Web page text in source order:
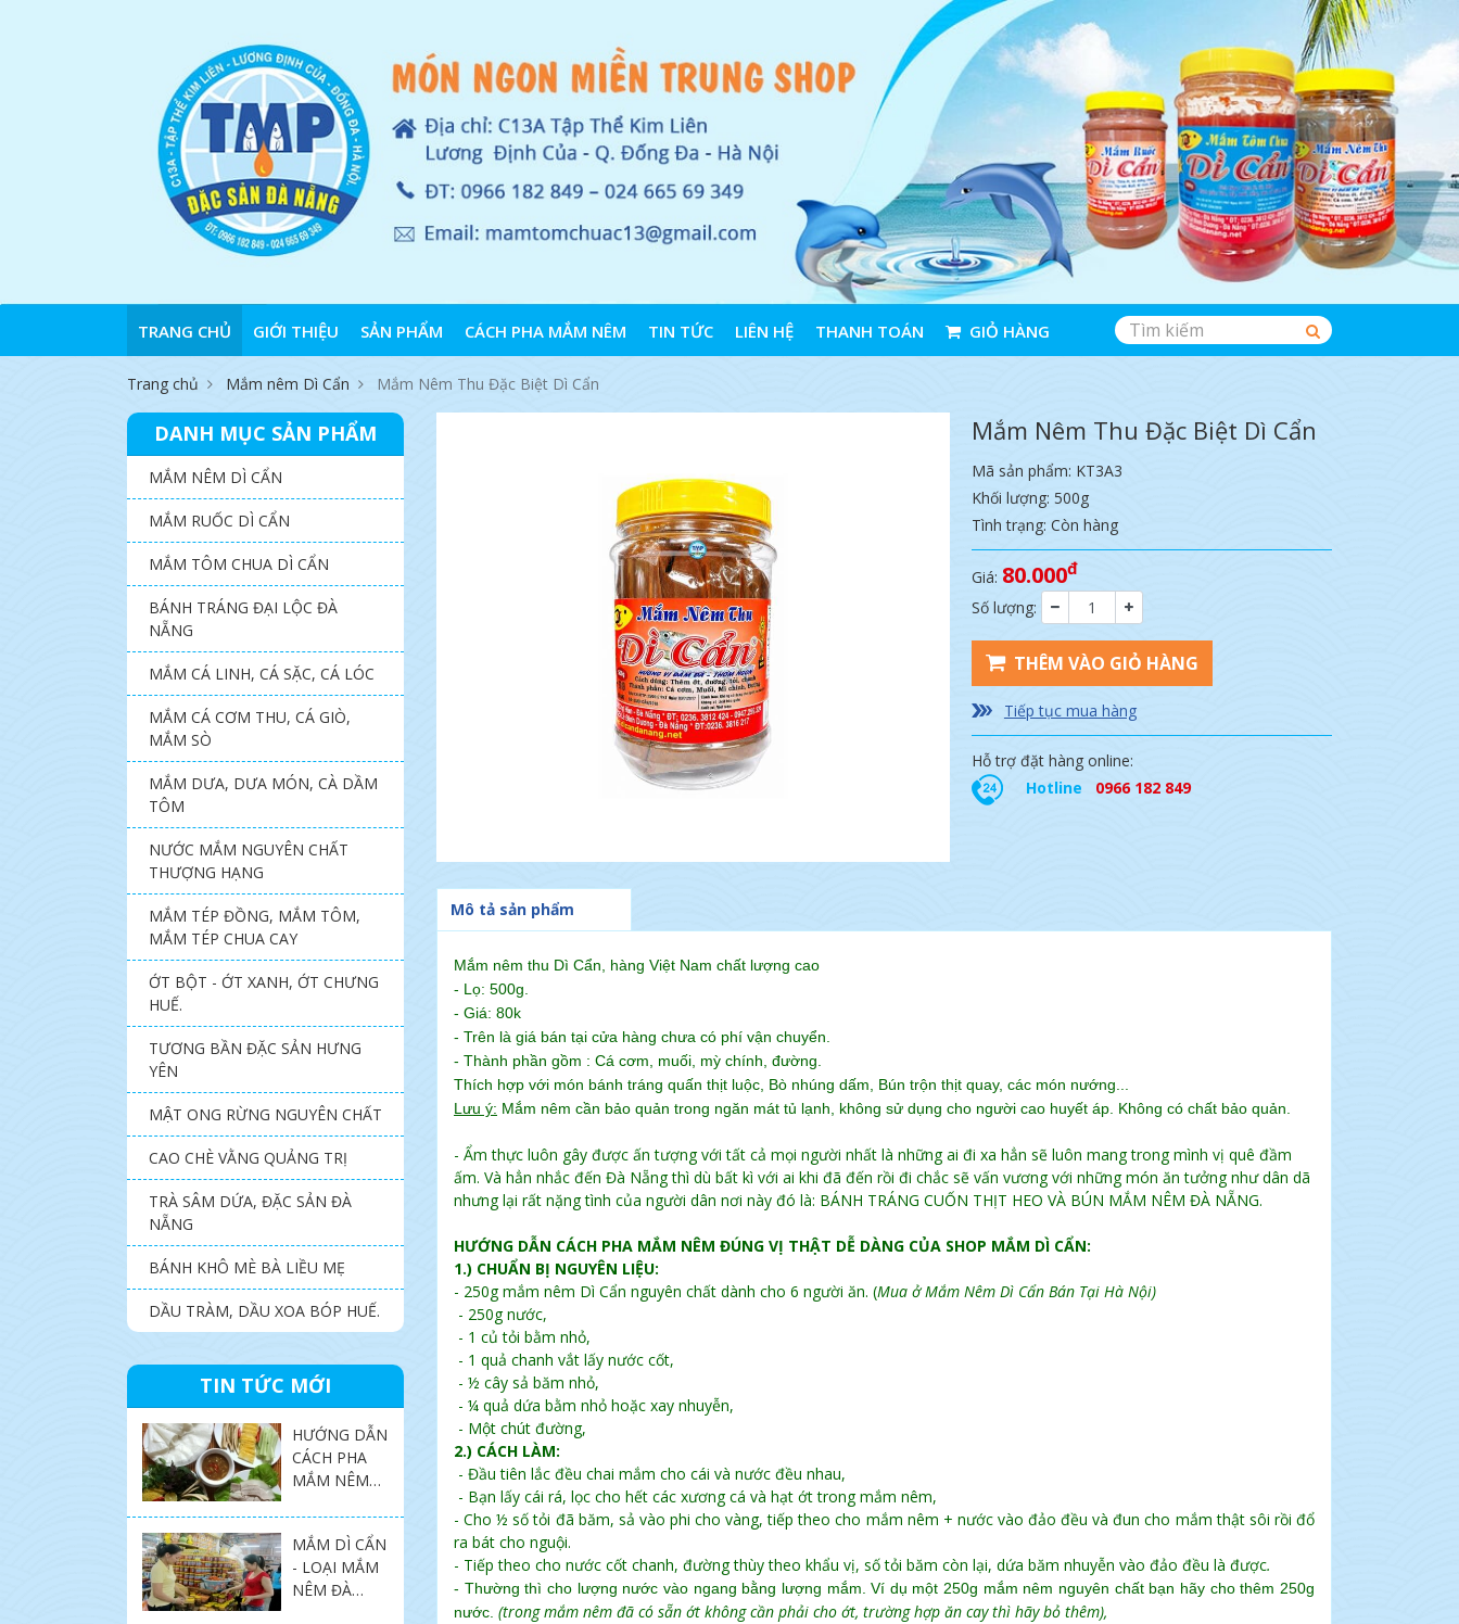
TRANG CHỦ GIỚI THIỆU SẢN PHẨM CÁCH PHA MẮM NÊM TIN TỨC LIÊN HỆ THANH TOÁN GIỎ HÀNG
Trang chủ Mắm nêm Dì Cẩn Mắm Nêm Thu Đặc Biệt Dì Cẩn
Mắm Nêm Thu Đặc Biệt Dì Cẩn
Mã sản phẩm: KT3A3
Khối lượng: 500g
Tình trạng: Còn hàng
Giá: 80.000đ
Số lượng:
THÊM VÀO GIỎ HÀNG
Tiếp tục mua hàng
Hỗ trợ đặt hàng online:
Hotline
0966 182 849
Mô tả sản phẩm
Mắm nêm thu Dì Cẩn, hàng Việt Nam chất lượng cao
- Lọ: 500g.
- Giá: 80k
- Trên là giá bán tại cửa hàng chưa có phí vận chuyển.
- Thành phần gồm : Cá cơm, muối, mỳ chính, đường.
Thích hợp với món bánh tráng quấn thịt luộc, Bò nhúng dấm, Bún trộn thịt quay, các món nướng...
Lưu ý: Mắm nêm cần bảo quản trong ngăn mát tủ lạnh, không sử dụng cho người cao huyết áp. Không có chất bảo quản.
- Ẩm thực luôn gây được ấn tượng với tất cả mọi người nhất là những ai đi xa hẳn sẽ luôn mang trong mình vị quê đầm
ấm. Và hẳn nhắc đến Đà Nẵng thì dù bất kì với ai khi đã đến rồi đi chắc sẽ vấn vương với những món ăn tưởng như dân dã
nhưng lại rất nặng tình của người dân nơi này đó là: BÁNH TRÁNG CUỐN THỊT HEO VÀ BÚN MẮM NÊM ĐÀ NẴNG.
HƯỚNG DẪN CÁCH PHA MẮM NÊM ĐÚNG VỊ THẬT DỄ DÀNG CỦA SHOP MẮM DÌ CẨN:
1.) CHUẨN BỊ NGUYÊN LIỆU:
- 250g mắm nêm Dì Cẩn nguyên chất dành cho 6 người ăn. (Mua ở Mắm Nêm Dì Cẩn Bán Tại Hà Nội)
- 250g nước,
- 1 củ tỏi bằm nhỏ,
- 1 quả chanh vắt lấy nước cốt,
- ½ cây sả băm nhỏ,
- ¼ quả dứa bằm nhỏ hoặc xay nhuyễn,
- Một chút đường,
2.) CÁCH LÀM:
- Đầu tiên lắc đều chai mắm cho cái và nước đều nhau,
- Bạn lấy cái rá, lọc cho hết các xương cá và hạt ớt trong mắm nêm,
- Cho ½ số tỏi đã băm, sả vào phi cho vàng, tiếp theo cho mắm nêm + nước vào đảo đều và đun cho mắm thật sôi rồi đổ
ra bát cho nguội.
- Tiếp theo cho nước cốt chanh, đường thùy theo khẩu vị, số tỏi băm còn lại, dứa băm nhuyễn vào đảo đều là được.
- Thường thì cho lượng nước vào ngang bằng lượng mắm. Ví dụ một 250g mắm nêm nguyên chất bạn hãy cho thêm 250g
nước. (trong mắm nêm đã có sẵn ớt không cần phải cho ớt, trường hợp ăn cay thì hãy bỏ thêm),
DANH MỤC SẢN PHẨM
MẮM NÊM DÌ CẨN
MẮM RUỐC DÌ CẨN
MẮM TÔM CHUA DÌ CẨN
BÁNH TRÁNG ĐẠI LỘC ĐÀ
NẴNG
MẮM CÁ LINH, CÁ SẶC, CÁ LÓC
MẮM CÁ CƠM THU, CÁ GIÒ,
MẮM SÒ
MẮM DƯA, DƯA MÓN, CÀ DẦM
TÔM
NƯỚC MẮM NGUYÊN CHẤT
THƯỢNG HẠNG
MẮM TÉP ĐỒNG, MẮM TÔM,
MẮM TÉP CHUA CAY
ỚT BỘT - ỚT XANH, ỚT CHƯNG
HUẾ.
TƯƠNG BẦN ĐẶC SẢN HƯNG
YÊN
MẬT ONG RỪNG NGUYÊN CHẤT
CAO CHÈ VẰNG QUẢNG TRỊ
TRÀ SÂM DỨA, ĐẶC SẢN ĐÀ
NẴNG
BÁNH KHÔ MÈ BÀ LIỀU MẸ
DẦU TRÀM, DẦU XOA BÓP HUẾ.
TIN TỨC MỚI
HƯỚNG DẪN
CÁCH PHA
MẮM NÊM
DÀNG CỦA
MÓN NGON
MIỀN
MẮM DÌ CẨN
- LOẠI MẮM
NÊM ĐÀ